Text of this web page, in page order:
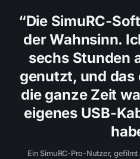
“Die SimuRC-
der Wahnsinn.
sechs Stunden
genutzt, und das
die ganze Zeit
eigenes USB-
Ein SimuRC-Pro-Nutzer,